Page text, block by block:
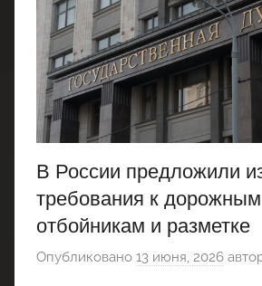
В России предложили
требования к дорожным
отбойникам и разметке
Опубликовано 13 июня, 2026